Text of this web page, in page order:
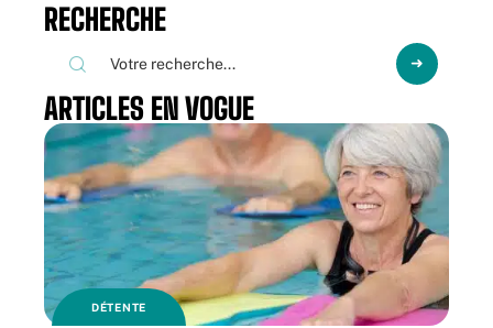
RECHERCHE
ARTICLES EN VOGUE
DÉTENTE